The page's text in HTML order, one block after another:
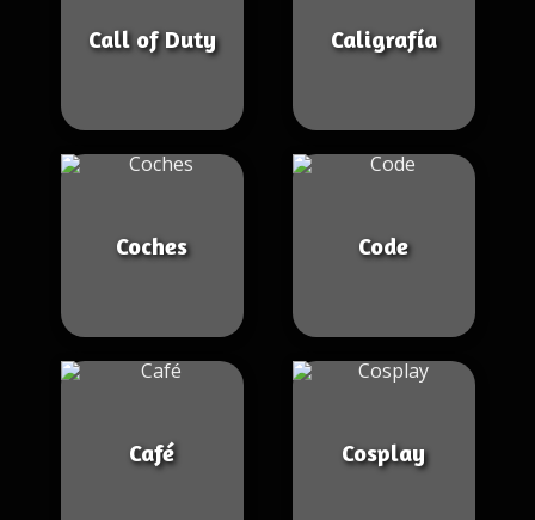
Call of Duty Caligrafía
Coches Code
Café Cosplay